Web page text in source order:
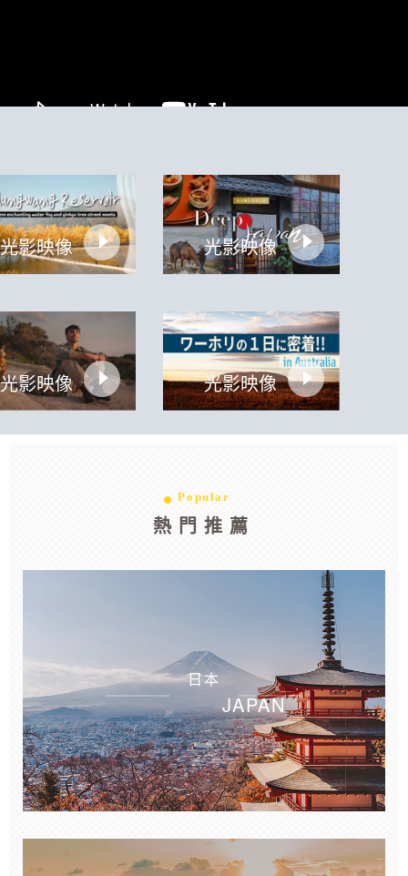
光影映像 光影映像
光影映像 光影映像
Popular
熱門推薦
JAPAN
日本